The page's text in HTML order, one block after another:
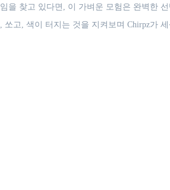
을 찾고 있다면, 이 가벼운 모험은 완벽한
고, 색이 터지는 것을 지켜보며 Chirpz가